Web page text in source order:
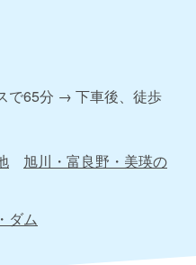
で65分 → 下車後、徒歩
旭川・富良野・美瑛の
ダム